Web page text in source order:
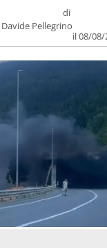
di
Davide Pellegrino
il 08/08/